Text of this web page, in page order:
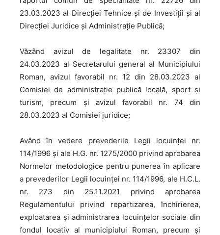
23.03.2023 al Direcției Tehnice și de Investiții și al
Direcției Juridice și Administrație Publică;
Văzând avizul de legalitate nr. 23307 din
24.03.2023 al Secretarului general al Municipiului
Roman, avizul favorabil nr. 12 din 28.03.2023 al
Comisiei de administrație publică locală, sport și
turism, precum și avizul favorabil nr. 74 din
28.03.2023 al Comisiei juridice;
Având în vedere prevederile Legii locuinței nr.
114/1996 și ale H.G. nr. 1275/2000 privind aprobarea
Normelor metodologice pentru punerea în aplicare
a prevederilor Legii locuinţei nr. 114/1996, ale H.C.L.
nr. 273 din 25.11.2021 privind aprobarea
Regulamentului privind repartizarea, închirierea,
exploatarea și administrarea locuințelor sociale din
fondul locativ al municipiului Roman, precum și